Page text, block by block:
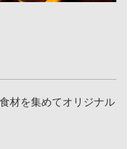
材を集めてオリジナル